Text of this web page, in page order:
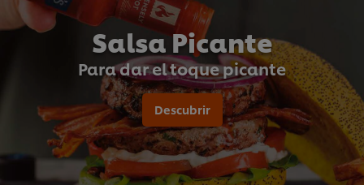
Salsa Picante
Para dar el toque picante
Descubrir